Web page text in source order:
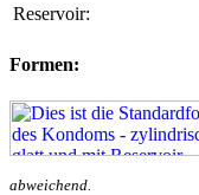
Reservoir:
Formen:
abweichend.